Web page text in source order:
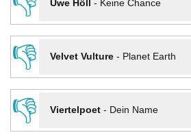
Uwe Höll - Keine Chance
👎
Velvet Vulture- Planet Earth
👎
Viertelpoet- Dein Name